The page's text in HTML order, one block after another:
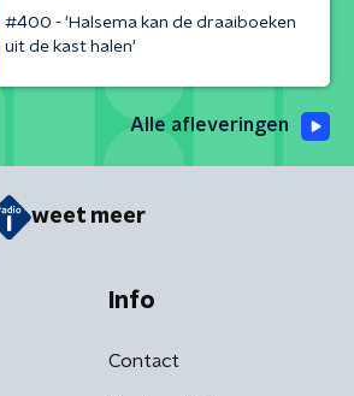
#400 - 'Halsema kan de draaiboeken
uit de kast halen'
Alle afleveringen
weet meer
Info
Contact